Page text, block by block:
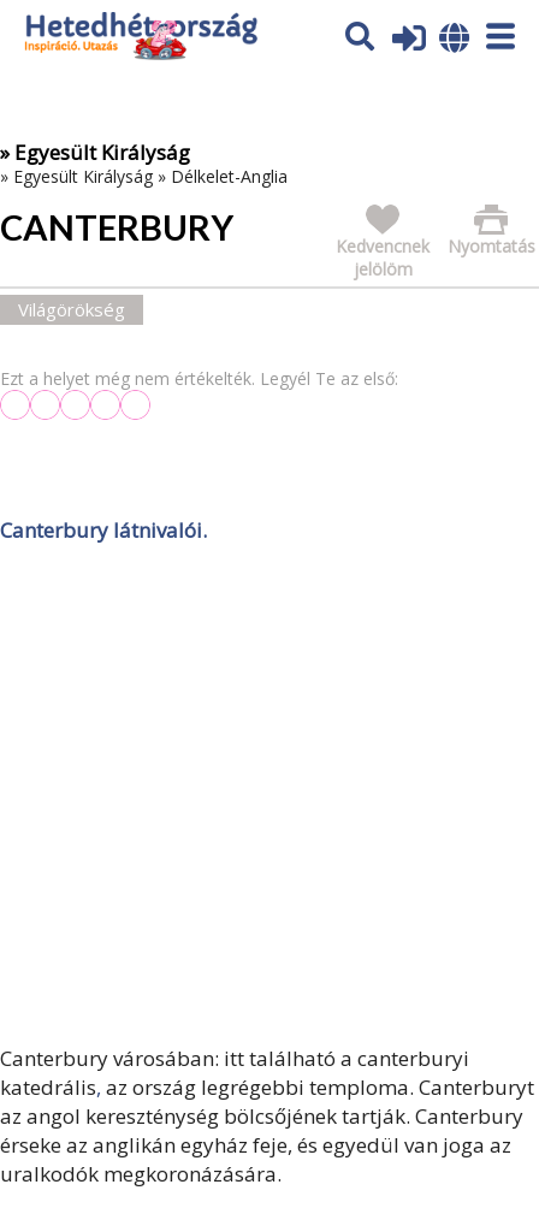
Az oldal sütiket (cookies) használ. További tájékoztatás itt:
Adatvédelmi tájékoztató
» Egyesült Királyság
» Egyesült Királyság » Délkelet-Anglia
CANTERBURY Nyomtatás
Kedvencnek
jelölöm
Világörökség
Ezt a helyet még nem értékelték. Legyél Te az első:
Canterbury látnivalói.
Canterbury városában: itt található a canterburyi
katedrális, az ország legrégebbi temploma. Canterburyt
az angol kereszténység bölcsőjének tartják. Canterbury
érseke az anglikán egyház feje, és egyedül van joga az
uralkodók megkoronázására.